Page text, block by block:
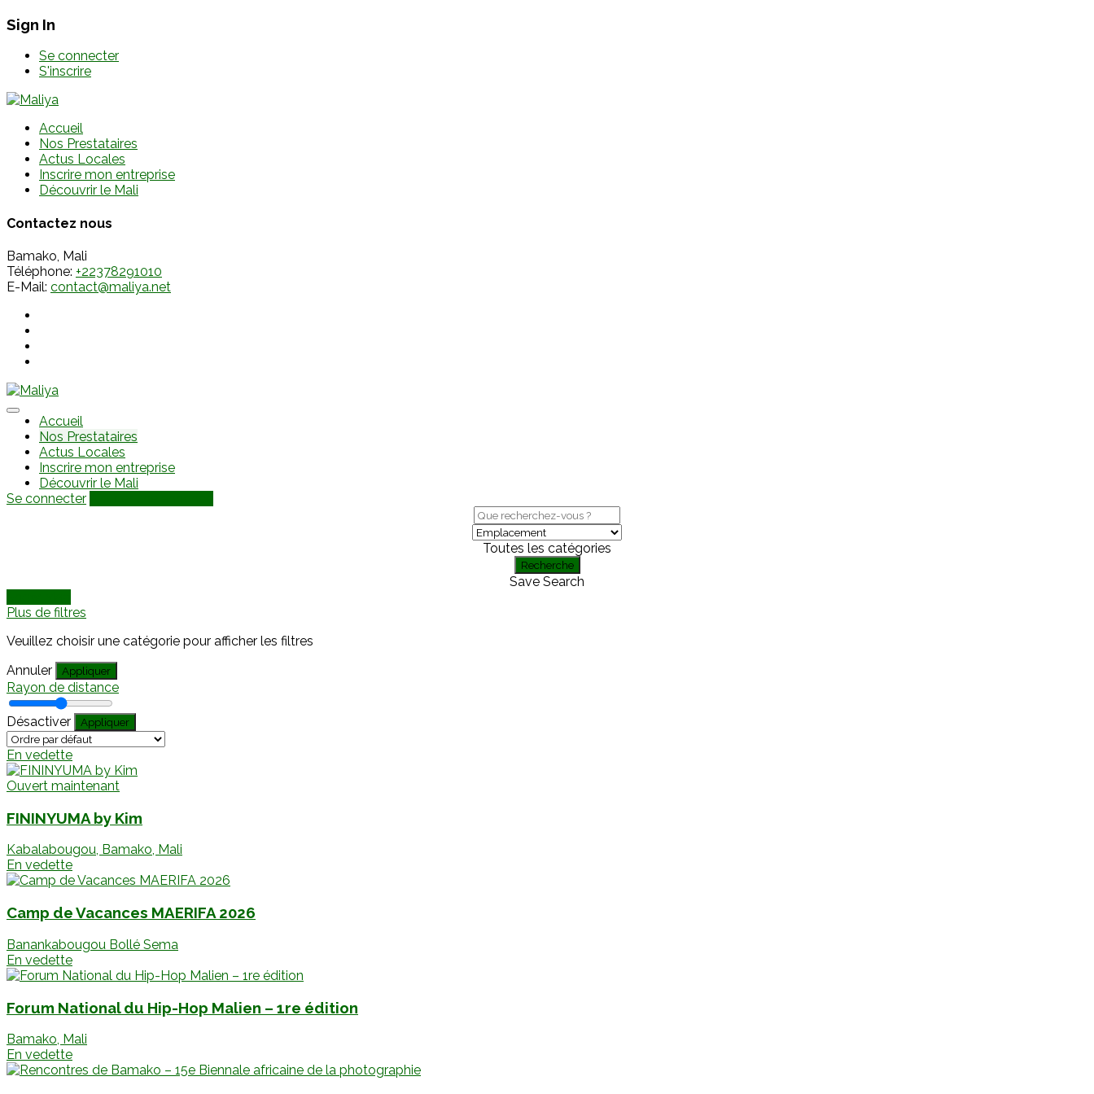
Sign In
Se connecter
S'inscrire
Accueil
Nos Prestataires
Actus Locales
Inscrire mon entreprise
Découvrir le Mali
Contactez nous
Bamako, Mali
Téléphone: +22378291010
E-Mail: contact@maliya.net
Accueil
Nos Prestataires
Actus Locales
Inscrire mon entreprise
Découvrir le Mali
Se connecter
Toutes les catégories
Recherche
Save Search
Plus de filtres
Veuillez choisir une catégorie pour afficher les filtres
Annuler
Appliquer
Rayon de distance
Désactiver Appliquer
En vedette
Ouvert maintenant
FININYUMA by Kim
Kabalabougou, Bamako, Mali
En vedette
Camp de Vacances MAERIFA 2026
Banankabougou Bollé Sema
En vedette
Forum National du Hip-Hop Malien – 1re édition
Bamako, Mali
En vedette